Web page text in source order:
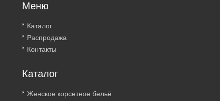
Меню
Каталог
Распродажа
Контакты
Каталог
Женское корсетное бельё